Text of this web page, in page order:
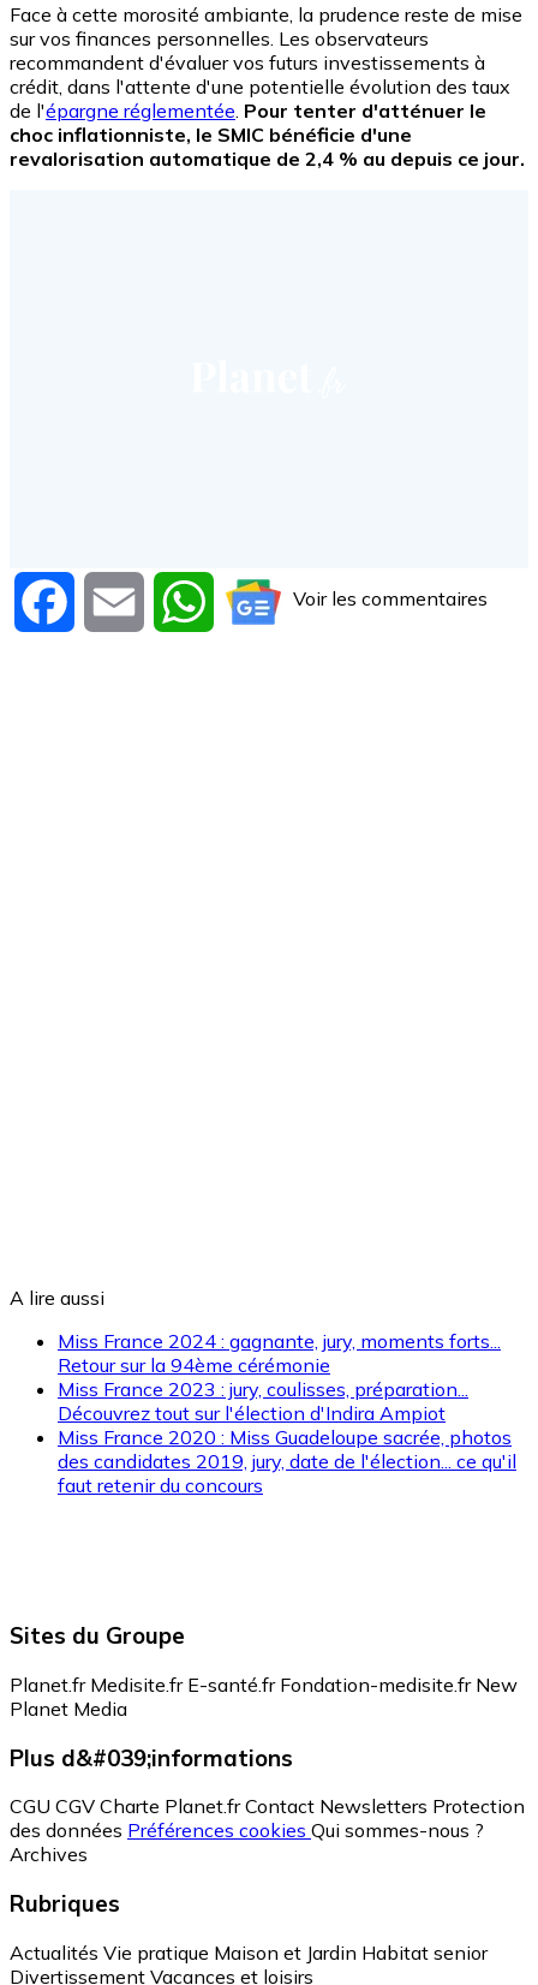
Face à cette morosité ambiante, la prudence reste de mise
sur vos finances personnelles. Les observateurs
recommandent d'évaluer vos futurs investissements à
crédit, dans l'attente d'une potentielle évolution des taux
de l'épargne réglementée Pour tenter d'atténuer le
choc inflationniste, le SMIC bénéficie d'une
revalorisation automatique de 2,4 % au depuis ce jour.
Facebook Email WhatsAppVoir les commentaires
A lire aussi
Miss France 2024 : gagnante, jury, moments forts...
Retour sur la 94ème cérémonie
Miss France 2023 : jury, coulisses, préparation...
Découvrez tout sur l'élection d'Indira Ampiot
Miss France 2020 : Miss Guadeloupe sacrée, photos
des candidates 2019, jury, date de l'élection... ce qu'il
faut retenir du concours
Sites du Groupe
Planet.fr Medisite.fr E-santé.fr Fondation-medisite.fr New
Planet Media
Plus d&#039;informations
CGU CGV Charte Planet.fr Contact Newsletters Protection
des données Préférences cookies Qui sommes-nous ?
Archives
Rubriques
Actualités Vie pratique Maison et Jardin Habitat senior
Divertissement Vacances et loisirs